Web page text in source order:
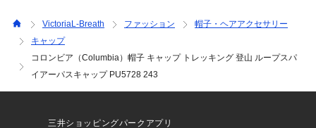
VictoriaL-Breath ファッション
帽子・ヘアアクセサリー
キャップ
コロンビア（Columbia）帽子 キャップ トレッキング 登山 ループスパ
イアーパスキャップ PU5728 243
三井ショッピングパークアプリ